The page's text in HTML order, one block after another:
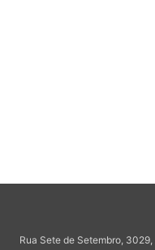
Rua Sete de Setembro, 3029,